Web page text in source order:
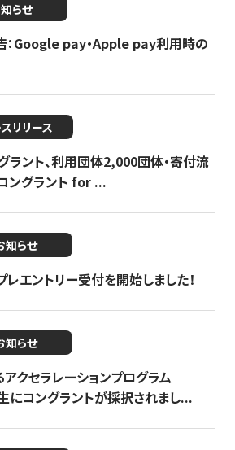
らせ
：Google pay・Apple pay利用時の
リリース
ラント、利用団体2,000団体・寄付流
ングラント for ...
知らせ
エントリー受付を開始しました！
知らせ
クセラレーションプログラム
にコングラントが採択されまし...